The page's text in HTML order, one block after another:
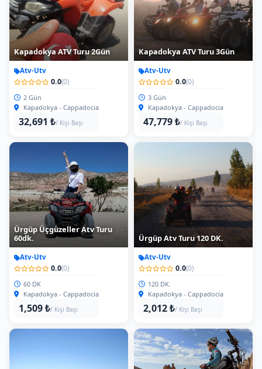
Kapadokya ATV Turu 2Gün
Atv-Utv
0.0(0)
2 Gün
Kapadokya - Cappadocia
32,691 ₺/ Kişi Başı
Kapadokya ATV Turu 3Gün
Atv-Utv
0.0(0)
3 Gün
Kapadokya - Cappadocia
47,779 ₺/ Kişi Başı
Ürgüp Üçgüzeller Atv Turu
60dk.
Atv-Utv
0.0(0)
60 DK
Kapadokya - Cappadocia
1,509 ₺/ Kişi Başı
Ürgüp Atv Turu 120 DK.
Atv-Utv
0.0(0)
120 DK.
Kapadokya - Cappadocia
2,012 ₺/ Kişi Başı